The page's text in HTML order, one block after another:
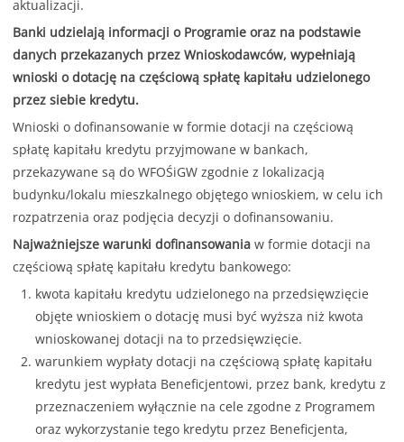
aktualizacji.
Banki udzielają informacji o Programie oraz na podstawie
danych przekazanych przez Wnioskodawców, wypełniają
wnioski o dotację na częściową spłatę kapitału udzielonego
przez siebie kredytu.
Wnioski o dofinansowanie w formie dotacji na częściową
spłatę kapitału kredytu przyjmowane w bankach,
przekazywane są do WFOŚiGW zgodnie z lokalizacją
budynku/lokalu mieszkalnego objętego wnioskiem, w celu ich
rozpatrzenia oraz podjęcia decyzji o dofinansowaniu.
Najważniejsze warunki dofinansowaniaw formie dotacji na
częściową spłatę kapitału kredytu bankowego:
kwota kapitału kredytu udzielonego na przedsięwzięcie
objęte wnioskiem o dotację musi być wyższa niż kwota
wnioskowanej dotacji na to przedsięwzięcie.
warunkiem wypłaty dotacji na częściową spłatę kapitału
kredytu jest wypłata Beneficjentowi, przez bank, kredytu z
przeznaczeniem wyłącznie na cele zgodne z Programem
oraz wykorzystanie tego kredytu przez Beneficjenta,